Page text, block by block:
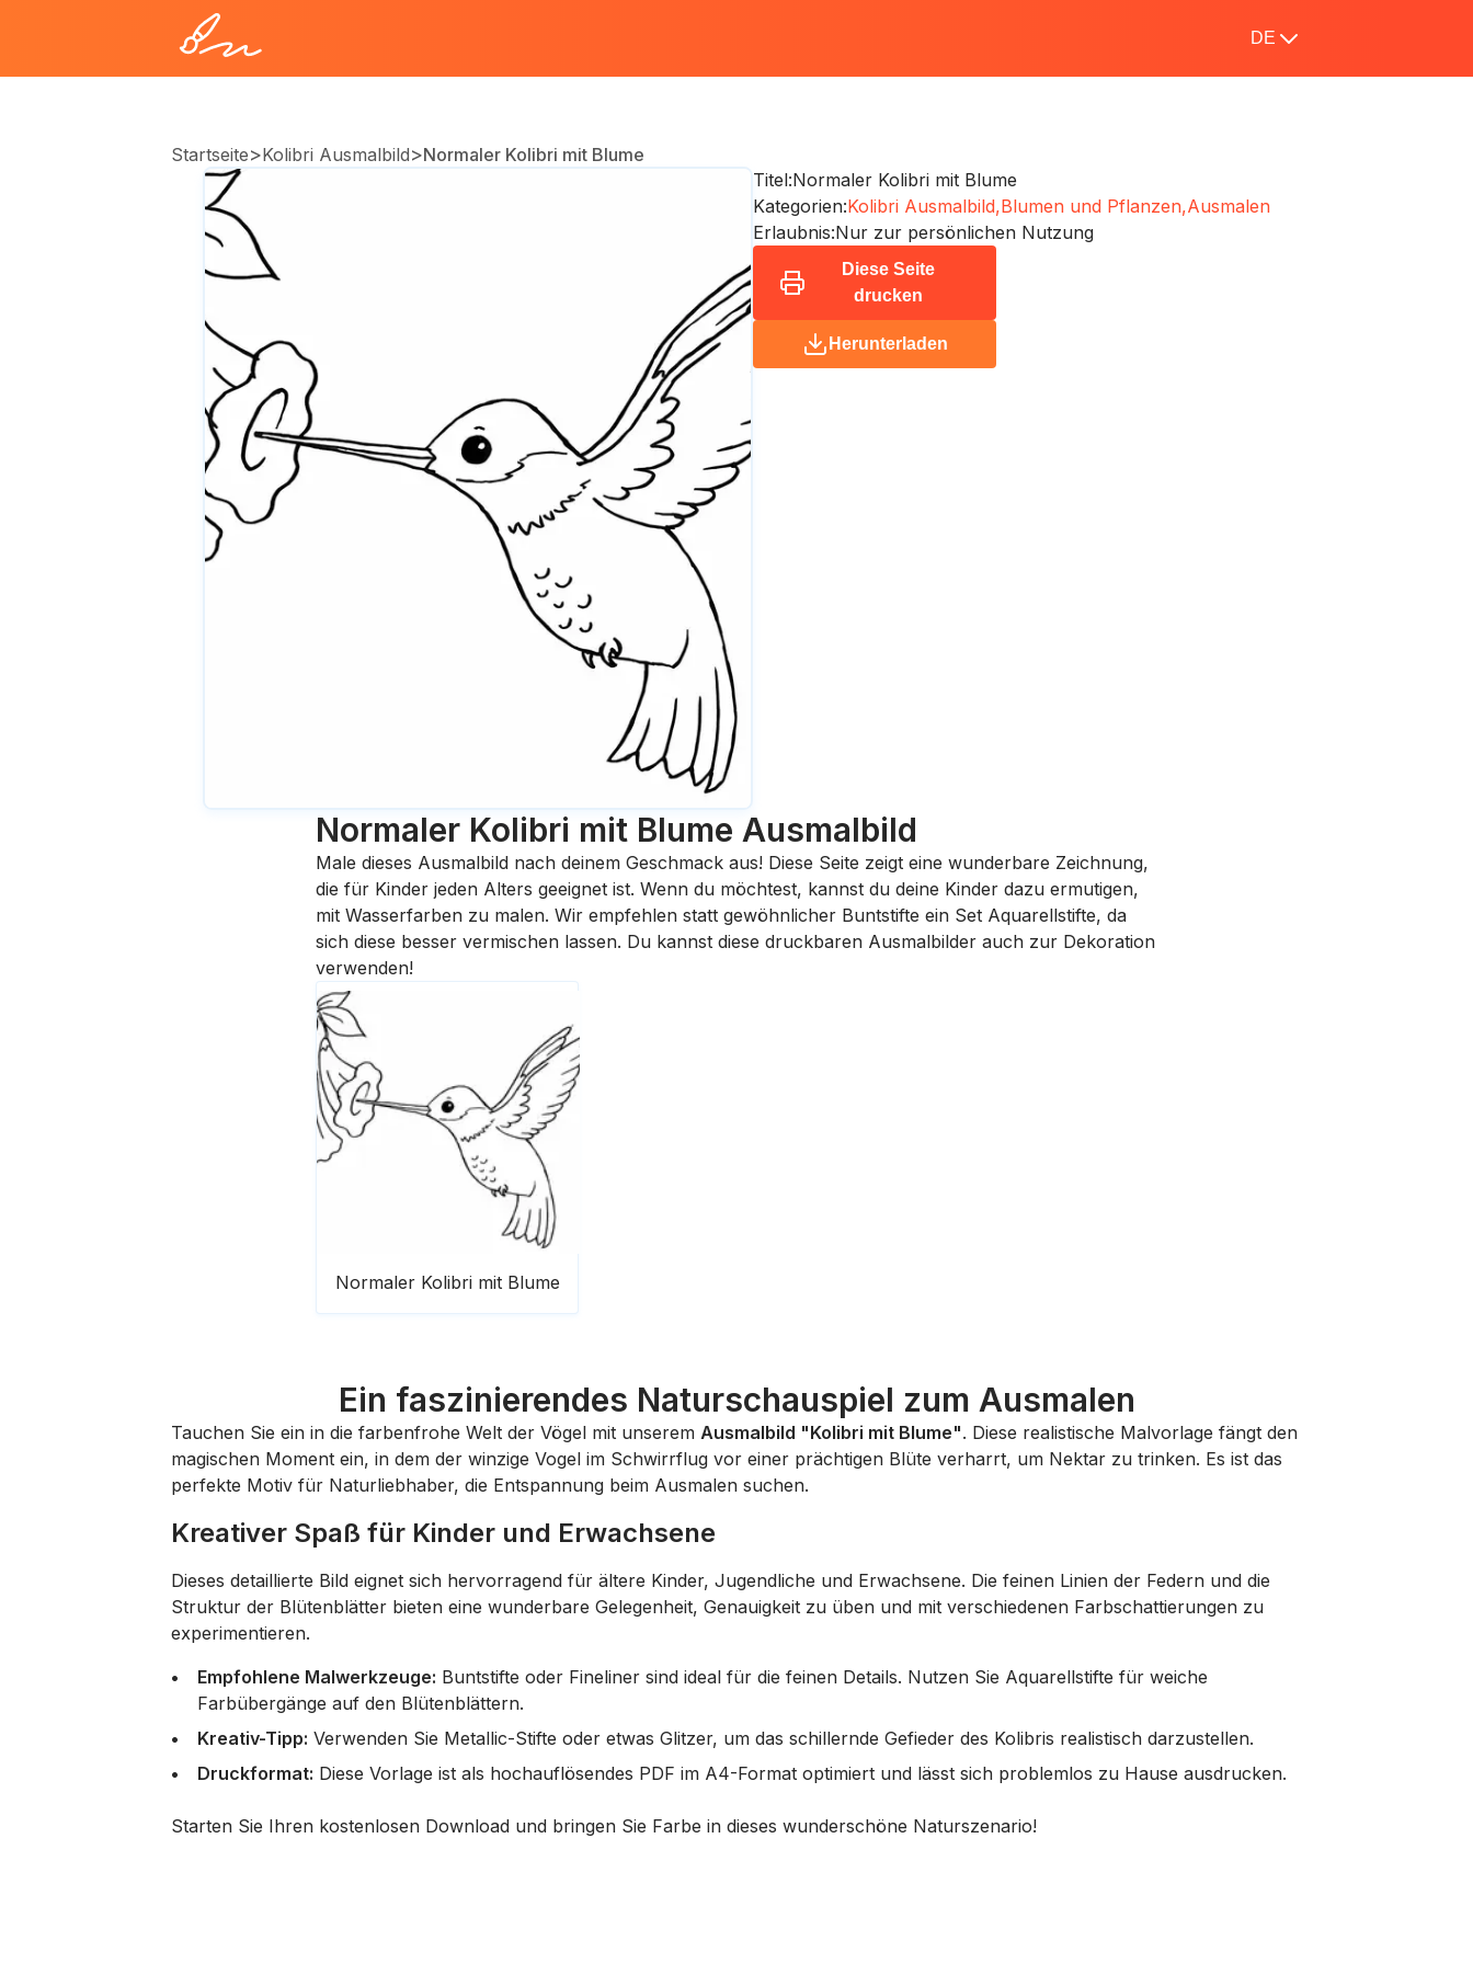
DE
Startseite>Kolibri Ausmalbild>Normaler Kolibri mit Blume
Titel:Normaler Kolibri mit Blume
Kategorien:Kolibri Ausmalbild,Blumen und Pflanzen,Ausmalen
Erlaubnis:Nur zur persönlichen Nutzung
Diese Seite
drucken
Herunterladen
Normaler Kolibri mit Blume Ausmalbild
Male dieses Ausmalbild nach deinem Geschmack aus! Diese Seite zeigt eine wunderbare Zeichnung,
die für Kinder jeden Alters geeignet ist. Wenn du möchtest, kannst du deine Kinder dazu ermutigen,
mit Wasserfarben zu malen. Wir empfehlen statt gewöhnlicher Buntstifte ein Set Aquarellstifte, da
sich diese besser vermischen lassen. Du kannst diese druckbaren Ausmalbilder auch zur Dekoration
verwenden!
Normaler Kolibri mit Blume
Ein faszinierendes Naturschauspiel zum Ausmalen
Tauchen Sie ein in die farbenfrohe Welt der Vögel mit unserem Ausmalbild "Kolibri mit Blume". Diese realistische Malvorlage fängt den
magischen Moment ein, in dem der winzige Vogel im Schwirrflug vor einer prächtigen Blüte verharrt, um Nektar zu trinken. Es ist das
perfekte Motiv für Naturliebhaber, die Entspannung beim Ausmalen suchen.
Kreativer Spaß für Kinder und Erwachsene
Dieses detaillierte Bild eignet sich hervorragend für ältere Kinder, Jugendliche und Erwachsene. Die feinen Linien der Federn und die
Struktur der Blütenblätter bieten eine wunderbare Gelegenheit, Genauigkeit zu üben und mit verschiedenen Farbschattierungen zu
experimentieren.
Empfohlene Malwerkzeuge: Buntstifte oder Fineliner sind ideal für die feinen Details. Nutzen Sie Aquarellstifte für weiche
Farbübergänge auf den Blütenblättern.
Kreativ-Tipp: Verwenden Sie Metallic-Stifte oder etwas Glitzer, um das schillernde Gefieder des Kolibris realistisch darzustellen.
Druckformat: Diese Vorlage ist als hochauflösendes PDF im A4-Format optimiert und lässt sich problemlos zu Hause ausdrucken.
Starten Sie Ihren kostenlosen Download und bringen Sie Farbe in dieses wunderschöne Naturszenario!